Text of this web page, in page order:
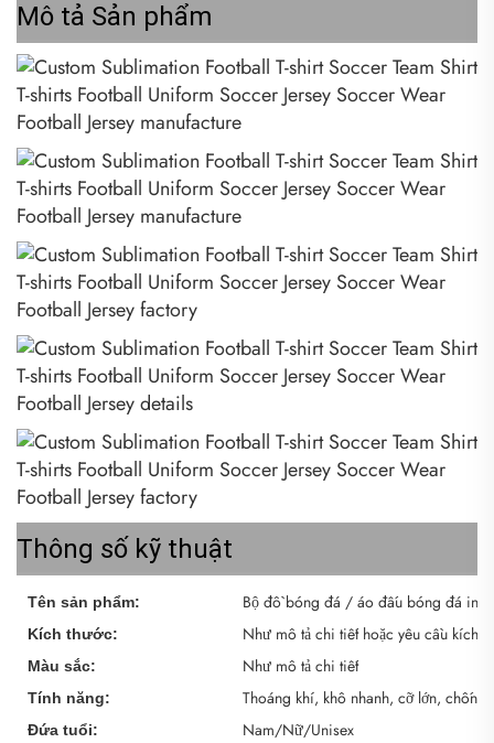
Mô tả Sản phẩm
Thông số kỹ thuật
Tên sản phẩm: Bộ đồ bóng đá / áo đấu bóng đá in
Kích thước: Như mô tả chi tiết hoặc yêu cầu kích
Màu sắc: Như mô tả chi tiết
Tính năng: Thoáng khí, khô nhanh, cỡ lớn,
Đứa tuổi: Nam/Nữ/Unisex